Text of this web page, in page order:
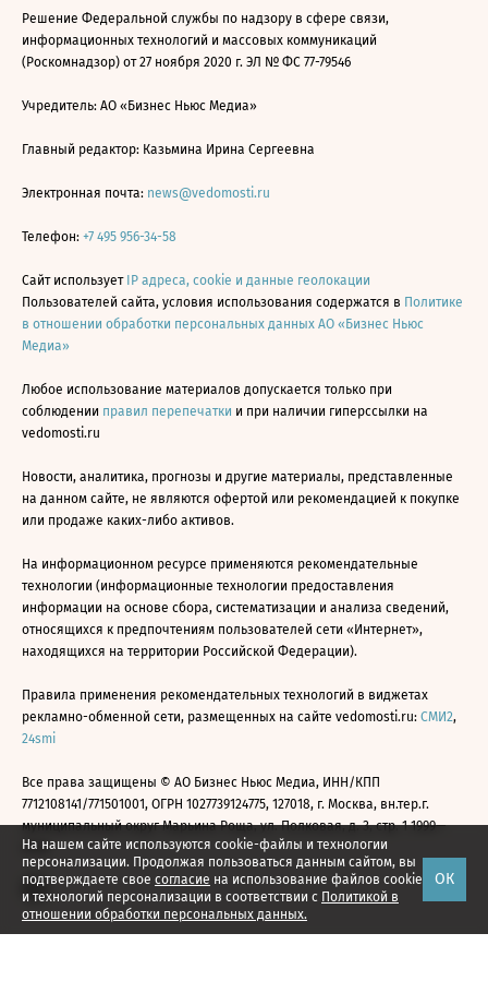
На нашем сайте используются cookie-файлы и технологии
персонализации. Продолжая пользоваться данным сайтом, вы
подтверждаете свое согласие на использование файлов cookie
и технологий персонализации в соответствии с Политикой в
отношении обработки персональных данных.
ОК
Решение Федеральной службы по надзору в сфере связи,
информационных технологий и массовых коммуникаций
(Роскомнадзор) от 27 ноября 2020 г. ЭЛ № ФС 77-79546
Учредитель: АО «Бизнес Ньюс Медиа»
Главный редактор: Казьмина Ирина Сергеевна
Электронная почта: news@vedomosti.ru
Телефон: +7 495 956-34-58
Сайт использует IP адреса, cookie и данные геолокации
Пользователей сайта, условия использования содержатся в Политике
в отношении обработки персональных данных АО «Бизнес Ньюс
Медиа»
Любое использование материалов допускается только при
соблюдении правил перепечатки и при наличии гиперссылки на
vedomosti.ru
Новости, аналитика, прогнозы и другие материалы, представленные
на данном сайте, не являются офертой или рекомендацией к покупке
или продаже каких-либо активов.
На информационном ресурсе применяются рекомендательные
технологии (информационные технологии предоставления
информации на основе сбора, систематизации и анализа сведений,
относящихся к предпочтениям пользователей сети «Интернет»,
находящихся на территории Российской Федерации).
Правила применения рекомендательных технологий в виджетах
рекламно-обменной сети, размещенных на сайте vedomosti.ru: СМИ2,
24smi
Все права защищены © АО Бизнес Ньюс Медиа, ИНН/КПП
7712108141/771501001, ОГРН 1027739124775, 127018, г. Москва, вн.тер.г.
муниципальный округ Марьина Роща, ул. Полковая, д. 3, стр. 1 1999—
2026